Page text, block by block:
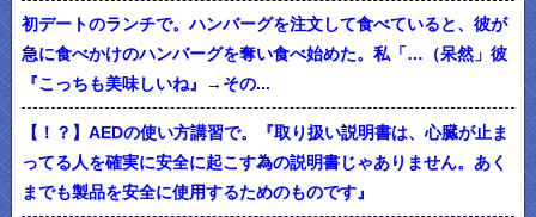
初デートのランチで。ハンバーグを注文して食べていると、彼が
急に食べかけのハンバーグを奪い食べ始めた。私「…（呆然」彼
『こっちも美味しいね』→その...
【！？】AEDの使い方講習で。『取り扱い説明書は、心臓が止ま
ってる人を確実に安全に起こす為の説明書じゃありません。あく
までも製品を安全に使用するためのものです』